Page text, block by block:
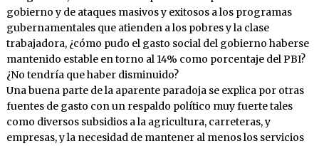
gobierno y de ataques masivos y exitosos a los programas
gubernamentales que atienden a los pobres y la clase
trabajadora, ¿cómo pudo el gasto social del gobierno haberse
mantenido estable en torno al 14% como porcentaje del PBI?
¿No tendría que haber disminuido?
Una buena parte de la aparente paradoja se explica por otras
fuentes de gasto con un respaldo político muy fuerte tales
como diversos subsidios a la agricultura, carreteras, y
empresas, y la necesidad de mantener al menos los servicios